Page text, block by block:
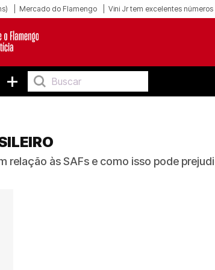
Mercado do Flamengo Vini Jr tem excelentes
+
relação às SAFs e como isso pode